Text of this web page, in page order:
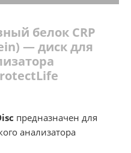
белок CRP
— диск для
предназначен для
анализатора